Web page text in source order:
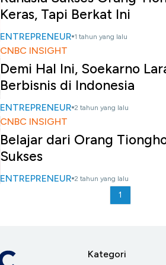
Keras, Tapi Berkat Ini
ENTREPRENEUR 1 tahun yang lalu
CNBC INSIGHT
Demi Hal Ini, Soekarno
Berbisnis di Indonesia
ENTREPRENEUR 2 tahun yang lalu
CNBC INSIGHT
Belajar dari Orang
Sukses
ENTREPRENEUR 2 tahun yang lalu
1
Kategori